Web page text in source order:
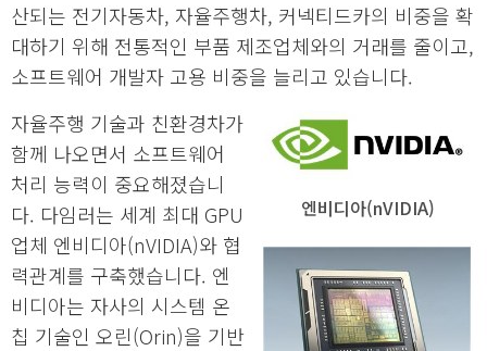
산되는 전기자동차, 자율주행차, 커넥티드카의 비중을 확
대하기 위해 전통적인 부품 제조업체와의 거래를 줄이고,
소프트웨어 개발자 고용 비중을 늘리고 있습니다.
엔비디아(nVIDIA)
자율주행 기술과 친환경차가
함께 나오면서 소프트웨어
처리 능력이 중요해졌습니
다. 다임러는 세계 최대 GPU
업체 엔비디아(nVIDIA)와 협
력관계를 구축했습니다. 엔
비디아는 자사의 시스템 온
칩 기술인 오린(Orin)을 기반